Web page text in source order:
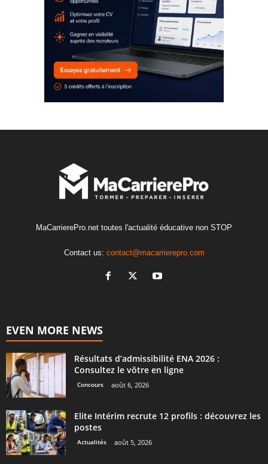
MaCarrierePro.net toutes l'actualité éducative non STOP
Contact us: contact@macarrierepro.com
EVEN MORE NEWS
Résultats d’admissibilité ENA 2026 :
Consultez le vôtre en ligne
Concours août 6, 2026
Elite Intérim recrute 12 profils : découvrez les
postes
Actualités août 5, 2026